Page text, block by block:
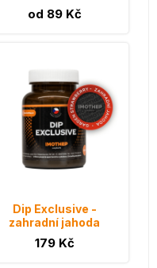
od 89 Kč
Dip Exclusive -
zahradní jahoda
179 Kč